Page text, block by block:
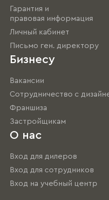
Гарантия и
правовая информация
Личный кабинет
Письмо ген. директору
Бизнесу
Вакансии
Сотрудничество с
Франшиза
Застройщикам
О нас
Вход для дилеров
Вход для сотрудников
Вход на учебный центр